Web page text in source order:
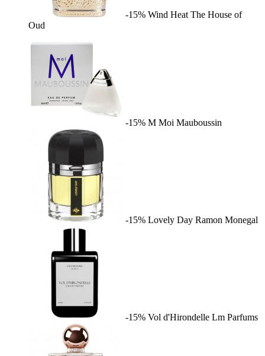
-15% Wind Heat The House of
Oud
-15% M Moi Mauboussin
-15% Lovely Day Ramon Monegal
-15% Vol d'Hirondelle Lm Parfums